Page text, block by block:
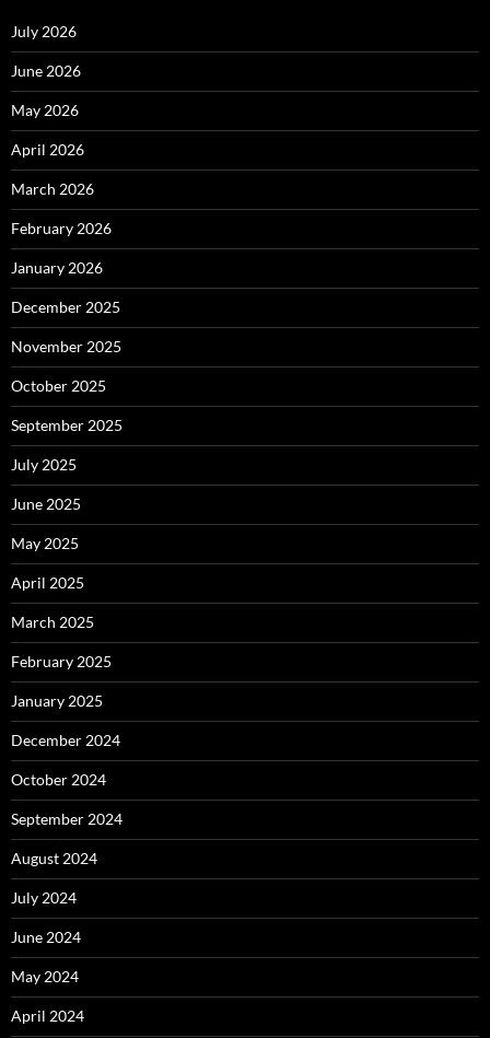
July 2026
June 2026
May 2026
April 2026
March 2026
February 2026
January 2026
December 2025
November 2025
October 2025
September 2025
July 2025
June 2025
May 2025
April 2025
March 2025
February 2025
January 2025
December 2024
October 2024
September 2024
August 2024
July 2024
June 2024
May 2024
April 2024